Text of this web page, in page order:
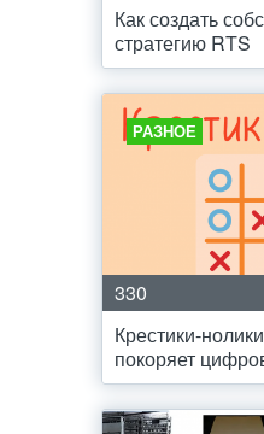
Как создать
стратегию RTS
РАЗНОЕ
330
Крестики-
покоряет